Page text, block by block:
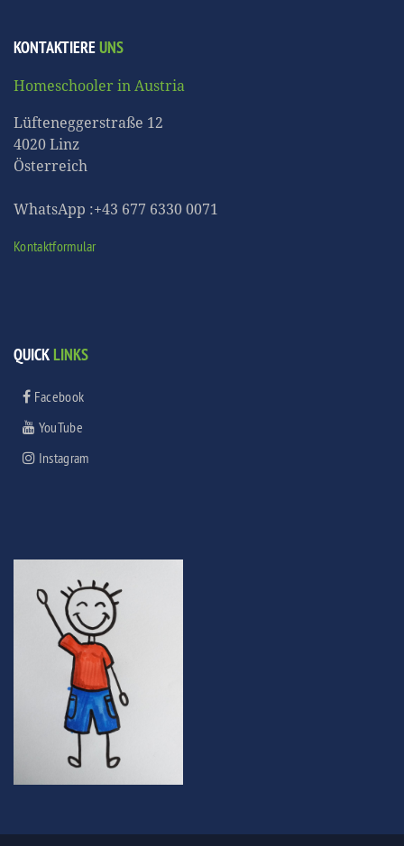
KONTAKTIEREUNS
Homeschooler in Austria
Lüfteneggerstraße 12
4020 Linz
Österreich
WhatsApp :+43 677 6330 0071
Kontaktformular
QUICKLINKS
Facebook
YouTube
Instagram